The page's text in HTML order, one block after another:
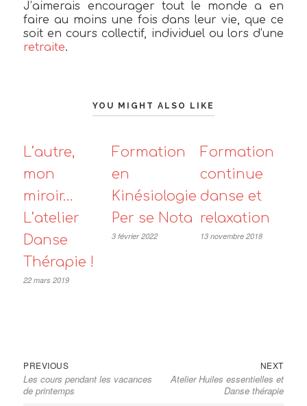
J’aimerais encourager tout le monde a en
faire au moins une fois dans leur vie, que ce
soit en cours collectif, individuel ou lors d’une
retraite.
YOU MIGHT ALSO LIKE
L’autre,
mon
miroir…
L’atelier
Danse
Thérapie !
22 mars 2019
Formation
en
Kinésiologie
Per se Nota
3 février 2022
Formation
continue
danse et
relaxation
13 novembre 2018
Navigation
de
l’article
PREVIOUSPrevious
post:
Les cours pendant les vacances
de printemps
NEXTNext
post:
Atelier Huiles essentielles et
Danse thérapie